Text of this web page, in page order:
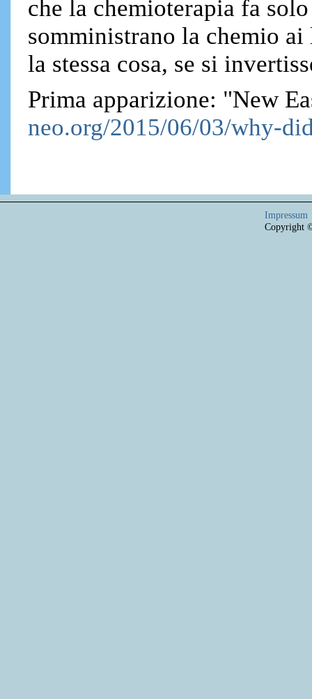
che la chemioterapia fa
somministrano la chemio
la stessa cosa, se si
Prima apparizione: "New
neo.org/2015/06/03/why-
Impressum
Copyright